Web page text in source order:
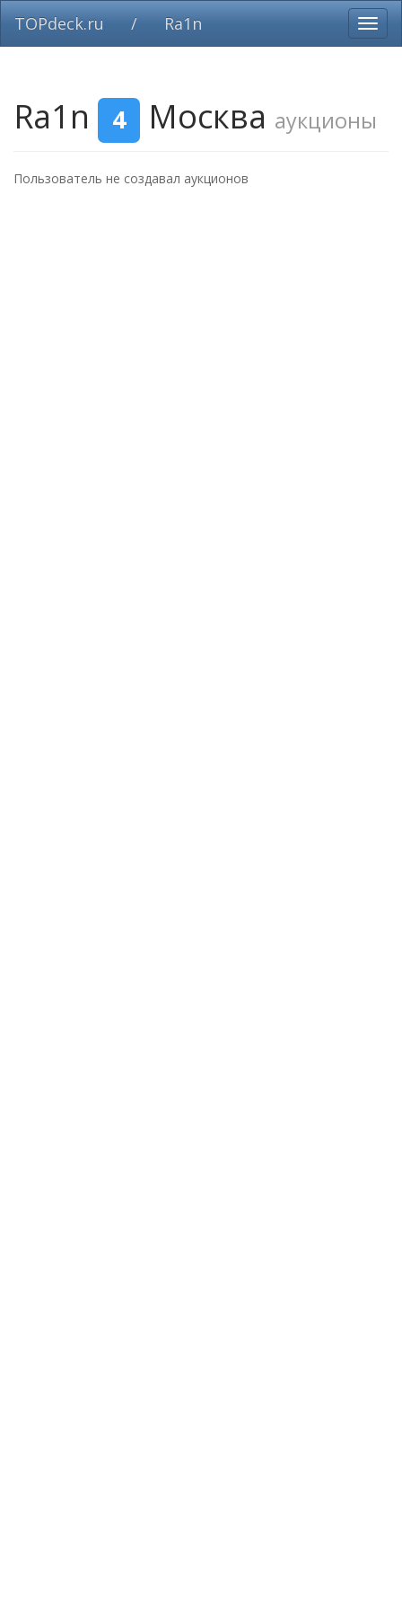
TOPdeck.ru / Ra1n
Ra1n 4 Москва аукционы
Пользователь не создавал аукционов